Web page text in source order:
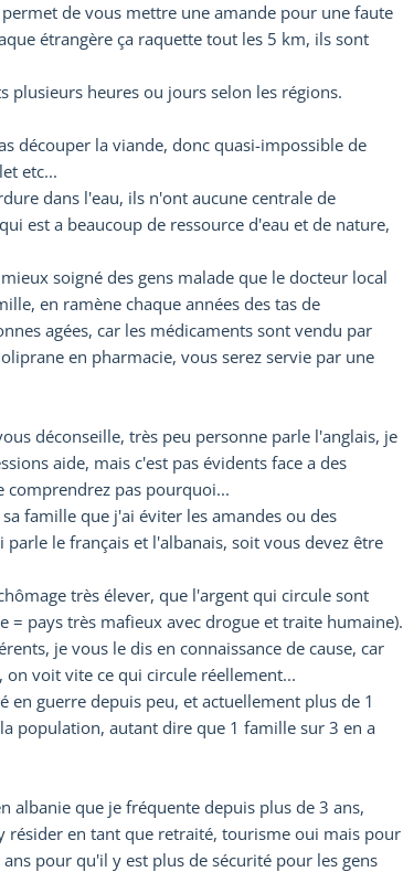
de vous mettre une amande pour une faute
étrangère ça raquette tout les 5 km, ils sont
plusieurs heures ou jours selon les régions.
découper la viande, donc quasi-impossible de
etc...
dans l'eau, ils n'ont aucune centrale de
est a beaucoup de ressource d'eau et de nature,
soigné des gens malade que le docteur local
en ramène chaque années des tas de
agées, car les médicaments sont vendu par
en pharmacie, vous serez servie par une
déconseille, très peu personne parle l'anglais, je
aide, mais c'est pas évidents face a des
comprendrez pas pourquoi...
famille que j'ai éviter les amandes ou des
le français et l'albanais, soit vous devez être
très élever, que l'argent qui circule sont
pays très mafieux avec drogue et traite humaine).
je vous le dis en connaissance de cause, car
voit vite ce qui circule réellement...
en guerre depuis peu, et actuellement plus de 1
population, autant dire que 1 famille sur 3 en a
albanie que je fréquente depuis plus de 3 ans,
résider en tant que retraité, tourisme oui mais pour
pour qu'il y est plus de sécurité pour les gens